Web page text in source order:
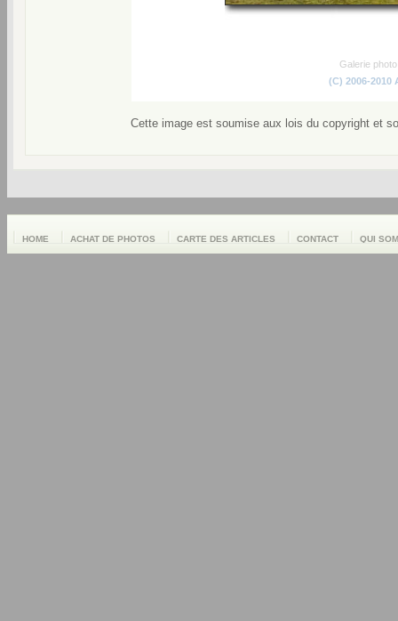
Galerie
(C) 2006-2010
Cette image est soumise aux lois du copyright et
HOME ACHAT DE PHOTOS CARTE DES ARTICLES CONTACT QUI